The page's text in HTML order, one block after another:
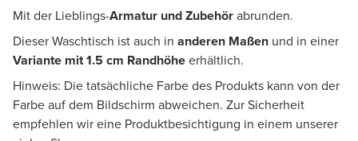
Mit der Lieblings-Armatur und Zubehörabrunden.
Dieser Waschtisch ist auch in anderen Maßen und in einer
Variante mit 1.5 cm Randhöheerhältlich.
Hinweis: Die tatsächliche Farbe des Produkts kann von der
Farbe auf dem Bildschirm abweichen. Zur Sicherheit
empfehlen wir eine Produktbesichtigung in einem unserer